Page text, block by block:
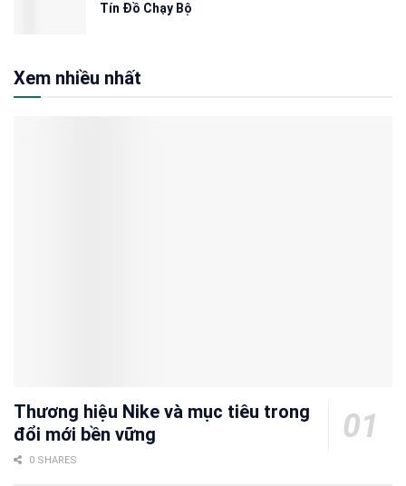
Tín Đồ Chạy Bộ
Xem nhiều nhất
Thương hiệu Nike và mục tiêu trong
đổi mới bền vững
0 SHARES